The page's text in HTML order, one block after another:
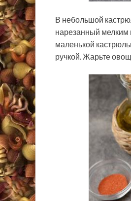
В небольшой
нарезанный мелким
маленькой
ручкой. Жарьте